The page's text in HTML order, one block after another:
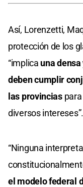
Así, Lorenzetti,
protección de los
“implica una
deben cumplir
las provinciaspara
diversos intereses”.
“Ninguna
el modelo federal